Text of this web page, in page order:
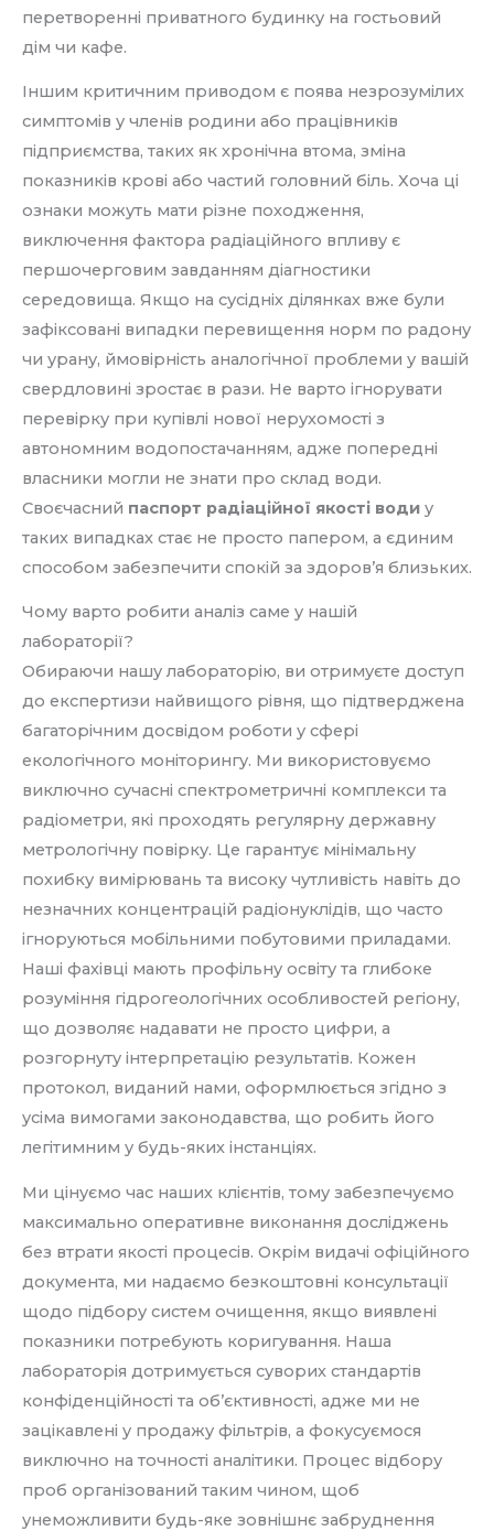
перетворенні приватного будинку на гостьовий
дім чи кафе.
Іншим критичним приводом є поява незрозумілих
симптомів у членів родини або працівників
підприємства, таких як хронічна втома, зміна
показників крові або частий головний біль. Хоча ці
ознаки можуть мати різне походження,
виключення фактора радіаційного впливу є
першочерговим завданням діагностики
середовища. Якщо на сусідніх ділянках вже були
зафіксовані випадки перевищення норм по радону
чи урану, ймовірність аналогічної проблеми у вашій
свердловині зростає в рази. Не варто ігнорувати
перевірку при купівлі нової нерухомості з
автономним водопостачанням, адже попередні
власники могли не знати про склад води.
Своєчасний паспорт радіаційної якості води у
таких випадках стає не просто папером, а єдиним
способом забезпечити спокій за здоров’я близьких.
Чому варто робити аналіз саме у нашій
лабораторії?
Обираючи нашу лабораторію, ви отримуєте доступ
до експертизи найвищого рівня, що підтверджена
багаторічним досвідом роботи у сфері
екологічного моніторингу. Ми використовуємо
виключно сучасні спектрометричні комплекси та
радіометри, які проходять регулярну державну
метрологічну повірку. Це гарантує мінімальну
похибку вимірювань та високу чутливість навіть до
незначних концентрацій радіонуклідів, що часто
ігноруються мобільними побутовими приладами.
Наші фахівці мають профільну освіту та глибоке
розуміння гідрогеологічних особливостей регіону,
що дозволяє надавати не просто цифри, а
розгорнуту інтерпретацію результатів. Кожен
протокол, виданий нами, оформлюється згідно з
усіма вимогами законодавства, що робить його
легітимним у будь-яких інстанціях.
Ми цінуємо час наших клієнтів, тому забезпечуємо
максимально оперативне виконання досліджень
без втрати якості процесів. Окрім видачі офіційного
документа, ми надаємо безкоштовні консультації
щодо підбору систем очищення, якщо виявлені
показники потребують коригування. Наша
лабораторія дотримується суворих стандартів
конфіденційності та об’єктивності, адже ми не
зацікавлені у продажу фільтрів, а фокусуємося
виключно на точності аналітики. Процес відбору
проб організований таким чином, щоб
унеможливити будь-яке зовнішнє забруднення